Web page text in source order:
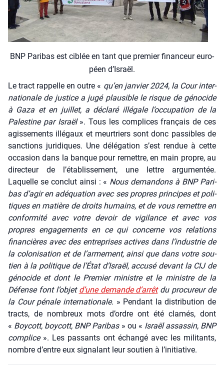
BNP Pari­bas est ciblée en tant que pre­mier finan­ceur euro­
péen d’Is­raël.
Le tract rap­pelle en outre « qu’en jan­vier 2024, la Cour inter­
na­tio­nale de jus­tice a jugé plau­sible le risque de géno­cide
à Gaza et en juillet, a décla­ré illé­gale l’occupation de la
Pales­tine par Israël». Tous les com­plices fran­çais de ces
agis­se­ments illé­gaux et meur­triers sont donc pas­sibles de
sanc­tions juri­diques. Une délé­ga­tion s’est ren­due à cette
occa­sion dans la banque pour remettre, en main propre, au
direc­teur de l’établissement, une lettre argu­men­tée.
Laquelle se conclut ain­si : « Nous deman­dons à BNP Pari­
bas d’agir en adé­qua­tion avec ses propres prin­cipes et poli­
tiques en matière de droits humains, et de vous remettre en
confor­mi­té avec votre devoir de vigi­lance et avec vos
propres enga­ge­ments en ce qui concerne vos rela­tions
finan­cières avec des entre­prises actives dans l’industrie de
la colo­ni­sa­tion et de l’armement, ain­si que dans votre sou­
tien à la poli­tique de l’État d’Israël, accu­sé devant la CIJ de
géno­cide et dont le Pre­mier ministre et le ministre de la
Défense font l’objet d’une demande d’arrêtdu pro­cu­reur de
la Cour pénale inter­na­tio­nale. » Pen­dant la dis­tri­bu­tion de
tracts, de nom­breux mots d’ordre ont été cla­més, dont
« Boy­cott, boy­cott, BNP Pari­bas» ou « Israël assas­sin, BNP
com­plice». Les pas­sants ont échan­gé avec les mili­tants,
nombre d’entre eux signa­lant leur sou­tien à l’initiative.